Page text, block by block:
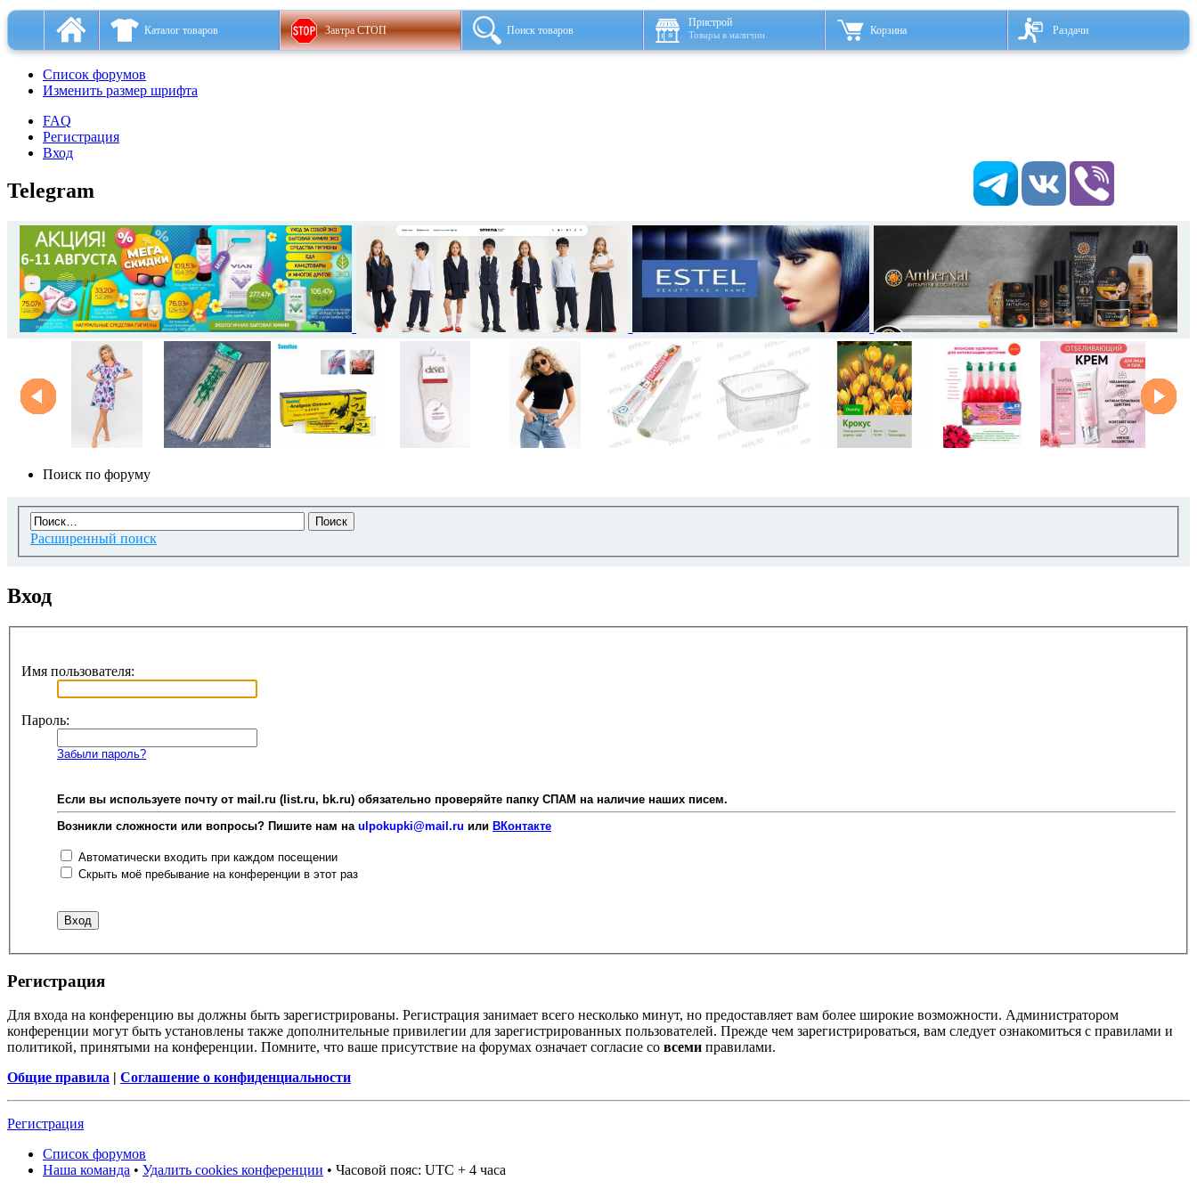
Каталог товаров Завтра СТОП Поиск товаров
Пристрой
Товары в наличии Корзина Раздачи
Список форумов
Изменить размер шрифта
FAQ
Регистрация
Вход
Telegram
Поиск по форуму
Расширенный поиск
Вход
Имя пользователя:
Пароль:
Забыли пароль?
Если вы используете почту от mail.ru (list.ru, bk.ru) обязательно проверяйте папку СПАМ на наличие наших писем.
Возникли сложности или вопросы? Пишите нам на ulpokupki@mail.ru или ВКонтакте
Автоматически входить при каждом посещении
Скрыть моё пребывание на конференции в этот раз
Регистрация
Для входа на конференцию вы должны быть зарегистрированы. Регистрация занимает всего несколько минут, но предоставляет вам более широкие возможности. Администратором
конференции могут быть установлены также дополнительные привилегии для зарегистрированных пользователей. Прежде чем зарегистрироваться, вам следует ознакомиться с правилами и
политикой, принятыми на конференции. Помните, что ваше присутствие на форумах означает согласие со всеми правилами.
Общие правила | Соглашение о конфиденциальности
Регистрация
Список форумов
Наша команда • Удалить cookies конференции • Часовой пояс: UTC + 4 часа